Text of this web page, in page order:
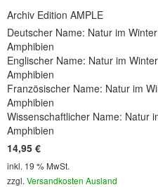
Spezial, Buch(28)
Engl./Franz. Produkte(33)
Themensuche
Soundarchiv
Archiv Edition AMPLE
Deutscher Name: Natur im
Amphibien
Englischer Name: Natur im
Amphibien
Französischer Name: Natur im
Amphibien
Wissenschaftlicher Name: Natur
Amphibien
14,95 €
inkl. 19 % MwSt.
zzgl. Versandkosten Ausland